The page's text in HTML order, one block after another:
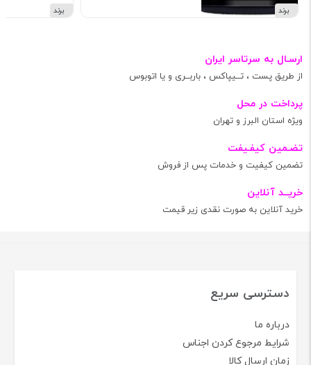
برند برند
ارسـال به سرتاسر ایران
از طریق پست ، تــیپاکس ، باربــری و یا اتوبوس
پرداخت در محل
ویژه استان البرز و تهران
تضـمین کیفـیفت
تضمین کیفیت و خدمات پس از فروش
خریــد آنلاین
خرید آنلاین به صورت نقدی زیر قیمت
دسترسی سریع
درباره ما
شرایط مرجوع کردن اجناس
زمان ارسال کالا